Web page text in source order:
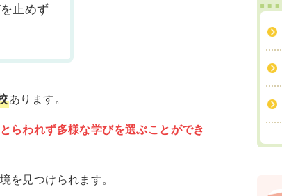
止めず
あります。
らわれず多様な学びを選ぶことができ
を見つけられます。